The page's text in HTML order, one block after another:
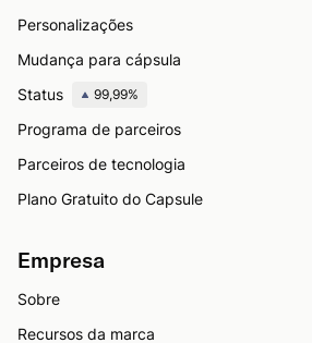
Personalizações
Mudança para cápsula
Status
99,99%
Programa de parceiros
Parceiros de tecnologia
Plano Gratuito do Capsule
Empresa
Sobre
Recursos da marca